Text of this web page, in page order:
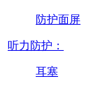
防护面屏
听力防护：
耳塞